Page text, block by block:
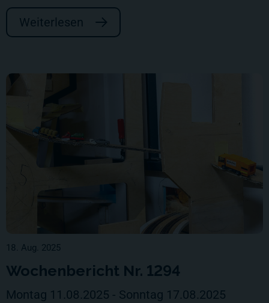
Weiterlesen
18. Aug. 2025
Wochenbericht Nr. 1294
Montag 11.08.2025 - Sonntag 17.08.2025